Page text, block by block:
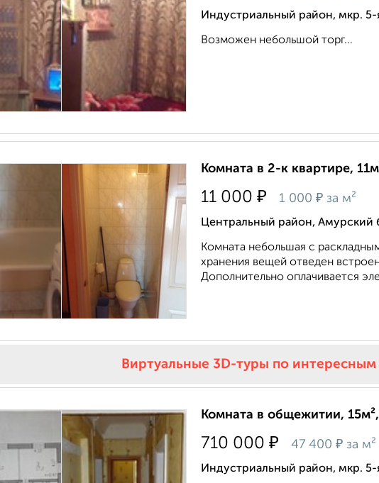
Индустриальный район, мкр. 5-
Возможен небольшой торг...
Комната в 2-к квартире,
11 000 ₽ 1 000 ₽ за м²
Центральный район, Амурский
Комната небольшая с
хранения вещей отведен
Дополнительно оплачивается
Виртуальные 3D-туры по
Комната в общежитии,
710 000 ₽ 47 400 ₽ за м²
Индустриальный район, мкр. 5-